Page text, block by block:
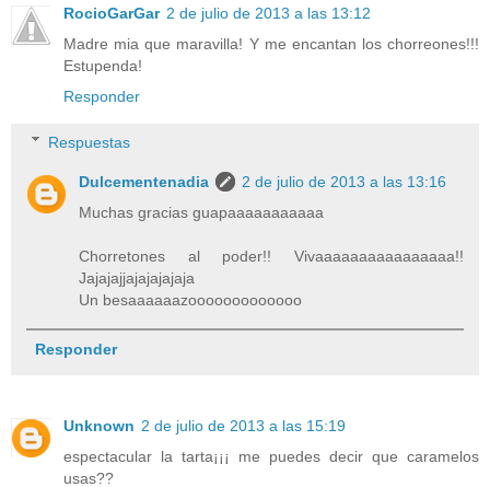
RocioGarGar 2 de julio de 2013 a las 13:12
Madre mia que maravilla! Y me encantan los chorreones!!!
Estupenda!
Responder
Respuestas
Dulcementenadia
2 de julio de 2013 a las 13:16
Muchas gracias guapaaaaaaaaaaa
Chorretones al poder!! Vivaaaaaaaaaaaaaaaa!!
Jajajajjajajajajaja
Un besaaaaaazooooooooooooo
Responder
Unknown 2 de julio de 2013 a las 15:19
espectacular la tarta¡¡¡ me puedes decir que caramelos
usas??